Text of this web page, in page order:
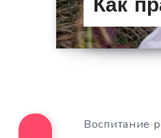
Как
Воспитание